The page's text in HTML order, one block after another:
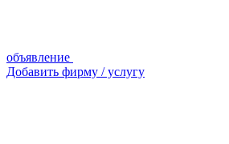
объявление
Добавить фирму / услугу